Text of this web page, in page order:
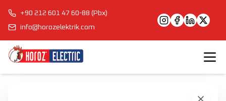
+90 212 601 47 60-88 (Pbx)
info@horozelektrik.com